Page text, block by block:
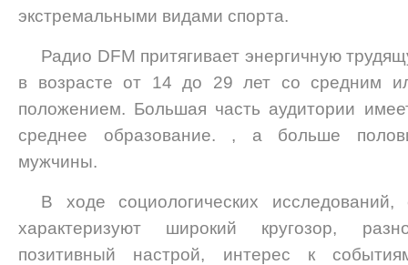
экстремальными видами спорта.
Радио DFM притягивает энергичную
в возрасте от 14 до 29 лет со средним
положением. Большая часть аудитории
среднее образование. , а больше
мужчины.
В ходе социологических исследований,
характеризуют широкий кругозор,
позитивный настрой, интерес к